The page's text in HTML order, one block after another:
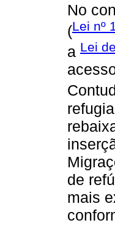
No
(Lei nº
a Lei
de
mais